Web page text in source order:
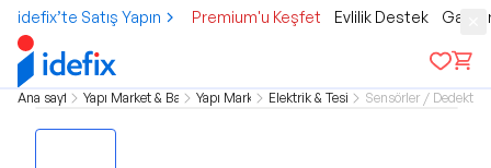
idefix’te Satış Yapın Premium'u Keşfet Evlilik Destek
Ana sayfa Yapı Market & BahçeYapı Market Elektrik & Tesisat Sensörler /